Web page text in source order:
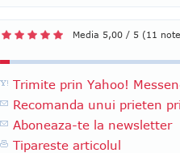
Media 5,00 / 5 (11
Trimite prin Yahoo!
Recomanda unui prieten
Aboneaza-te la newsletter
Tipareste articolul